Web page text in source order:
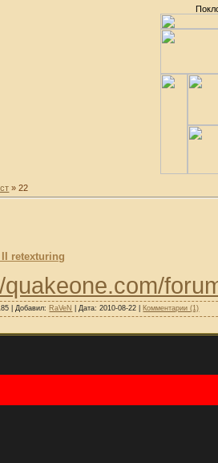
» 22
II retexturing
quakeone.com/
Добавил: RaVeN Дата: 2010-08-22 Комментарии (1)